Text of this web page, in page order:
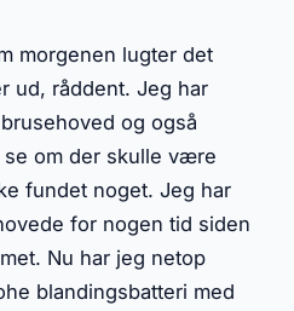
morgenen lugter det
ud, råddent. Jeg har
og også
se om der skulle være
fundet noget. Jeg har
for nogen tid siden
Nu har jeg netop
blandingsbatteri med